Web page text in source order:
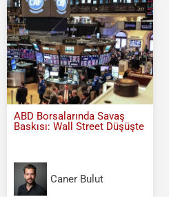
ABD Borsalarında Savaş
Baskısı: Wall Street Düşüşte
Caner Bulut